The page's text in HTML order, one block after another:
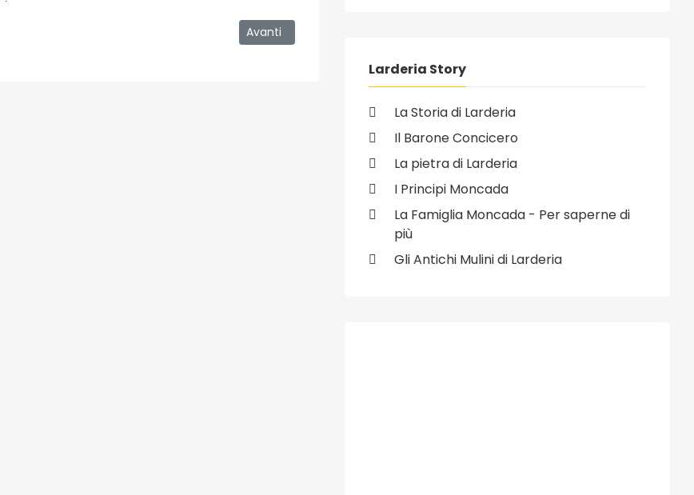
del CC Tremestieri sulla sentenza del TARArticolo successivo: 26/08/2008 - Lo dice Titti Bufardeci , Assessore Regionale
Avanti
Larderia Story
La Storia di Larderia
Il Barone Concicero
La pietra di Larderia
I Principi Moncada
La Famiglia Moncada - Per saperne di
più
Gli Antichi Mulini di Larderia